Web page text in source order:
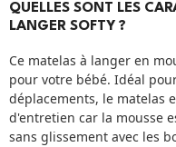
QUELLES SONT LES
LANGER SOFTY ?
Ce matelas à langer en
pour votre bébé. Idéal
déplacements, le matelas
d'entretien car la mousse
sans glissement avec les